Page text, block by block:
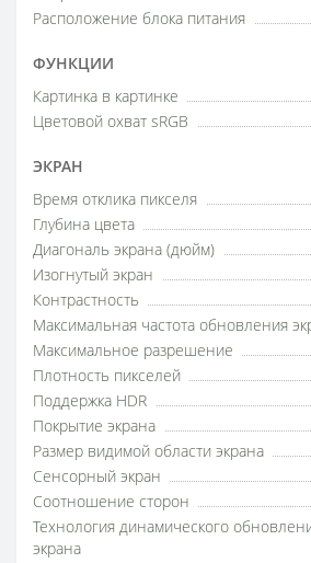
Расположение блока питания
ФУНКЦИИ
Картинка в картинке
Цветовой охват sRGB
ЭКРАН
Время отклика пикселя
Глубина цвета
Диагональ экрана (дюйм)
Изогнутый экран
Контрастность
Максимальная частота обновления
Максимальное разрешение
Плотность пикселей
Поддержка HDR
Покрытие экрана
Размер видимой области экрана
Сенсорный экран
Соотношение сторон
Технология динамического
экрана